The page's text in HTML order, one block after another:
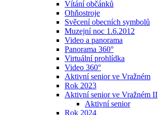
Vítání občánků
Ohňostroje
Svěcení obecních symbolů
Muzejní noc 1.6.2012
Video a panorama
Panorama 360°
Virtuální prohlídka
Video 360°
Aktivní senior ve Vražném
Rok 2023
Aktivní senior ve Vražném II
Aktivní senior
Rok 2024